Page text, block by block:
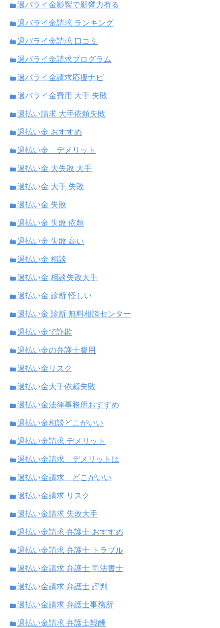
過バライ金影響で影響力有る
過バライ金請求 ランキング
過バライ金請求 口コミ
過バライ金請求プログラム
過バライ金請求応援ナビ
過バライ金費用 大手 失敗
過払い請求 大手依頼失敗
過払い金 おすすめ
過払い金 デメリット
過払い金 大失敗 大手
過払い金 大手 失敗
過払い金 失敗
過払い金 失敗 依頼
過払い金 失敗 高い
過払い金 相談
過払い金 相談失敗大手
過払い金 診断 怪しい
過払い金 診断 無料相談センター
過払い金で詐欺
過払い金の弁護士費用
過払い金リスク
過払い金大手依頼失敗
過払い金法律事務所おすすめ
過払い金相談どこがいい
過払い金請求 デメリット
過払い金請求 デメリットは
過払い金請求 どこがいい
過払い金請求 リスク
過払い金請求 失敗大手
過払い金請求 弁護士 おすすめ
過払い金請求 弁護士 トラブル
過払い金請求 弁護士 司法書士
過払い金請求 弁護士 評判
過払い金請求 弁護士事務所
過払い金請求 弁護士報酬